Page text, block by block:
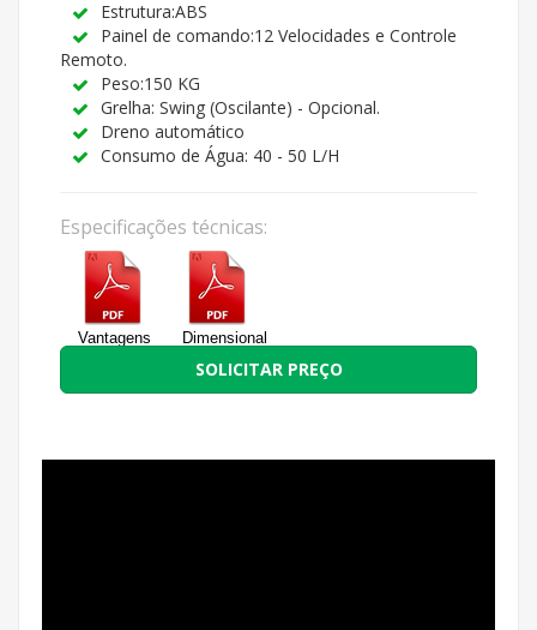
Estrutura:ABS
Painel de comando:12 Velocidades e Controle
Remoto.
Peso:150 KG
Grelha: Swing (Oscilante) - Opcional.
Dreno automático
Consumo de Água: 40 - 50 L/H
Especificações técnicas:
Vantagens Dimensional
SOLICITAR PREÇO